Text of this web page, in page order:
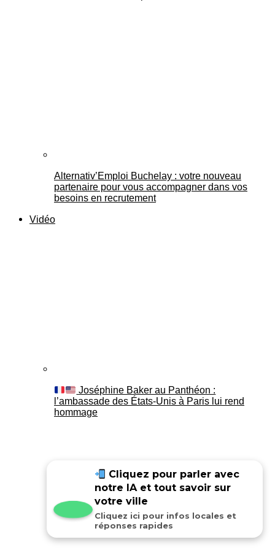
Alternativ’Emploi Buchelay : votre nouveau
partenaire pour vous accompagner dans vos
besoins en recrutement
Vidéo
Joséphine Baker au Panthéon :
l’ambassade des États-Unis à Paris lui rend
hommage
Cliquez pour parler avec
notre IA et tout savoir sur
votre ville
Cliquez ici pour infos locales et
réponses rapides